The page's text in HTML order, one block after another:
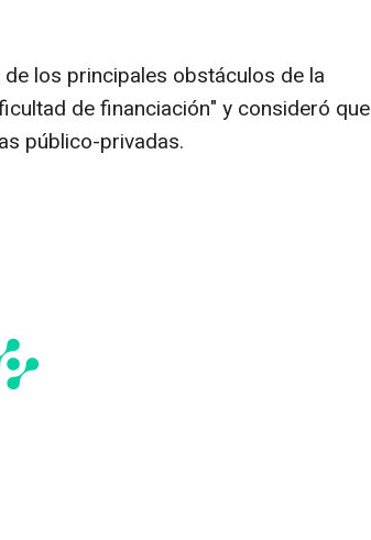
los principales obstáculos de la
de financiación" y consideró que
público-privadas.